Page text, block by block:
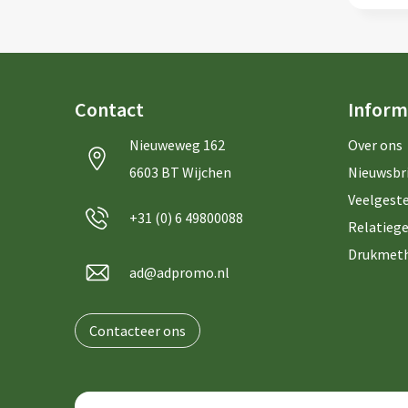
Contact
Nieuweweg 162
6603 BT Wijchen
+31 (0) 6 49800088
ad@adpromo.nl
Contacteer ons
Over ons